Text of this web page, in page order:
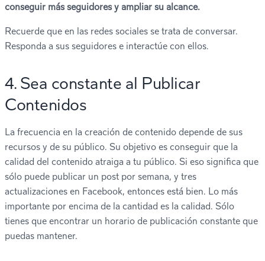
conseguir más seguidores y ampliar su alcance.
Recuerde que en las redes sociales se trata de conversar.
Responda a sus seguidores e interactúe con ellos.
4. Sea constante al Publicar
Contenidos
La frecuencia en la creación de contenido depende de sus
recursos y de su público. Su objetivo es conseguir que la
calidad del contenido atraiga a tu público. Si eso significa que
sólo puede publicar un post por semana, y tres
actualizaciones en Facebook, entonces está bien. Lo más
importante por encima de la cantidad es la calidad. Sólo
tienes que encontrar un horario de publicación constante que
puedas mantener.